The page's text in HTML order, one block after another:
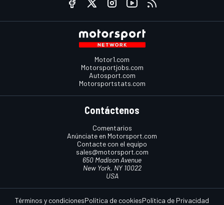
Motor1.com
Motorsportjobs.com
Autosport.com
Motorsportstats.com
Contáctenos
Comentarios
Anúnciate en Motorsport.com
Contacte con el equipo
sales@motorsport.com
650 Madison Avenue
New York, NY 10022
USA
Términos y condicionesPolítica de cookiesPolítica de Privacidad